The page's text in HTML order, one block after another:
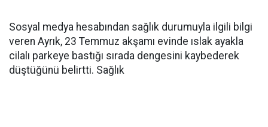
Sosyal medya hesabından sağlık durumuyla ilgili bilgi
veren Ayrık, 23 Temmuz akşamı evinde ıslak ayakla
cilalı parkeye bastığı sırada dengesini kaybederek
düştüğünü belirtti. Sağlık